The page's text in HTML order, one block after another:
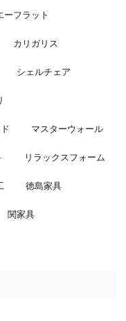
ーフラット
カリガリス
シェルチェア
マスターウォール
リラックスフォーム
徳島家具
関家具